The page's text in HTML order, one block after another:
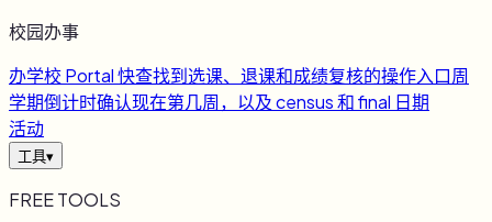
校园办事
办学校 Portal 快查找到选课、退课和成绩复核的操作入口周
学期倒计时确认现在第几周，以及 census 和 final 日期
活动
工具▾
FREE TOOLS